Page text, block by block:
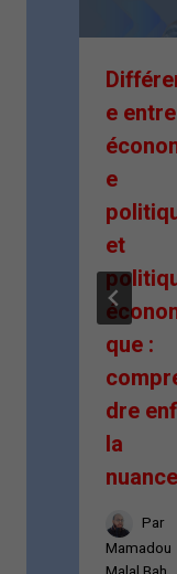
e entre
e
et
que :
dre
la
nuance
Par
Mamadou